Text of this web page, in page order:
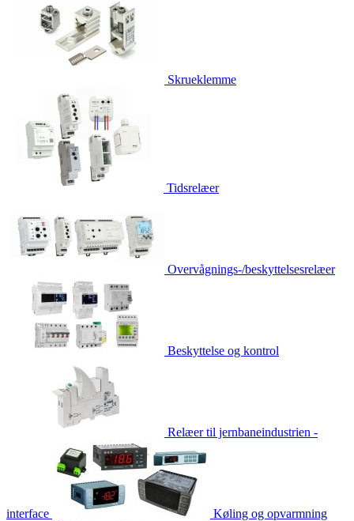
Skrueklemme
Tidsrelæer
Overvågnings-/beskyttelsesrelæer
Beskyttelse og kontrol
Relæer til jernbaneindustrien -
interface Køling og opvarmning